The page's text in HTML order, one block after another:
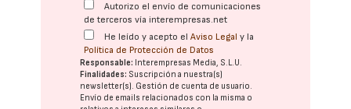
Autorizo el envío de comunicaciones
de terceros vía interempresas.net
He leído y acepto elAviso Legal y la
Política de Protección de Datos
Responsable: Interempresas Media, S.L.U.
Finalidades: Suscripción a nuestra(s)
newsletter(s). Gestión de cuenta de usuario.
Envío de emails relacionados con la misma o